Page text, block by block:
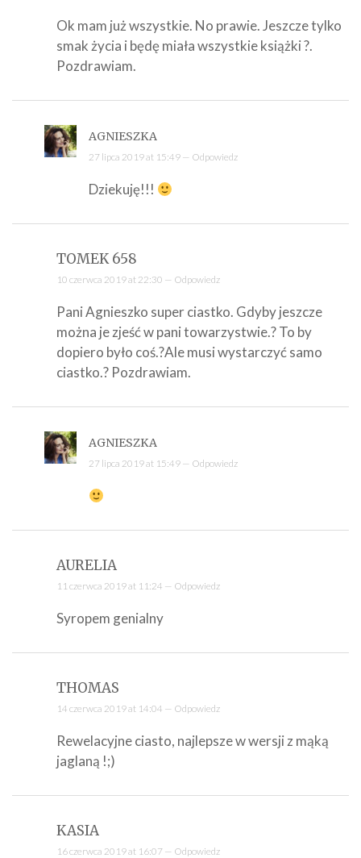
Ok mam już wszystkie. No prawie. Jeszcze tylko
smak życia i będę miała wszystkie książki ?.
Pozdrawiam.
AGNIESZKA
27 lipca 2019 at 15:49 — Odpowiedz
Dziekuję!!!
TOMEK 658
10 czerwca 2019 at 22:30 — Odpowiedz
Pani Agnieszko super ciastko. Gdyby jeszcze
można je zjeść w pani towarzystwie.? To by
dopiero było coś.?Ale musi wystarczyć samo
ciastko.? Pozdrawiam.
AGNIESZKA
27 lipca 2019 at 15:49 — Odpowiedz
AURELIA
11 czerwca 2019 at 11:24 — Odpowiedz
Syropem genialny
THOMAS
14 czerwca 2019 at 14:04 — Odpowiedz
Rewelacyjne ciasto, najlepsze w wersji z mąką
jaglaną !;)
KASIA
16 czerwca 2019 at 16:07 — Odpowiedz